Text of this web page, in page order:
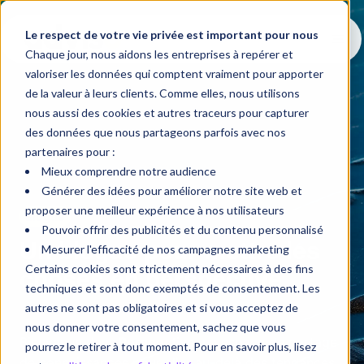
Le respect de votre vie privée est important pour nous
Chaque jour, nous aidons les entreprises à repérer et
valoriser les données qui comptent vraiment pour apporter
de la valeur à leurs clients. Comme elles, nous utilisons
nous aussi des cookies et autres traceurs pour capturer
des données que nous partageons parfois avec nos
partenaires pour :
Mieux comprendre notre audience
Générer des idées pour améliorer notre site web et
proposer une meilleur expérience à nos utilisateurs
Pouvoir offrir des publicités et du contenu personnalisé
Mesurer l'efficacité de nos campagnes marketing
Certains cookies sont strictement nécessaires à des fins
techniques et sont donc exemptés de consentement. Les
autres ne sont pas obligatoires et si vous acceptez de
nous donner votre consentement, sachez que vous
pourrez le retirer à tout moment. Pour en savoir plus, lisez
Blogue
Un blogue pour mettre les
choses en perspective
Bienvenue dansPerspective, un espace de partage